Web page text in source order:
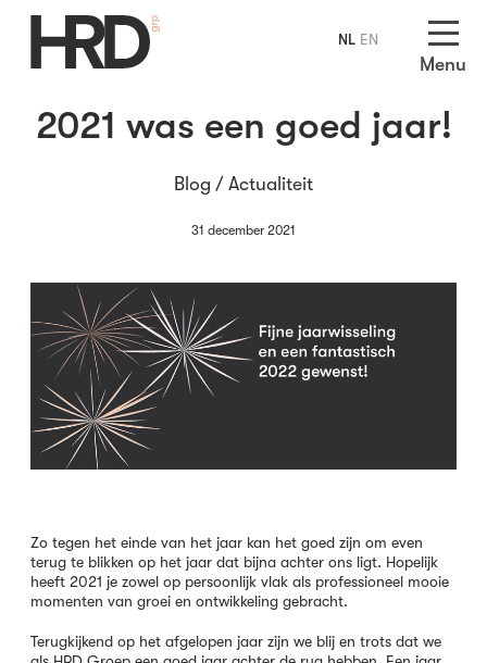
Menu
2021 was een goed jaar!
Blog / Actualiteit
31 december 2021
Zo tegen het einde van het jaar kan het goed zijn om even
terug te blikken op het jaar dat bijna achter ons ligt. Hopelijk
heeft 2021 je zowel op persoonlijk vlak als professioneel mooie
momenten van groei en ontwikkeling gebracht.
Terugkijkend op het afgelopen jaar zijn we blij en trots dat we
NL EN